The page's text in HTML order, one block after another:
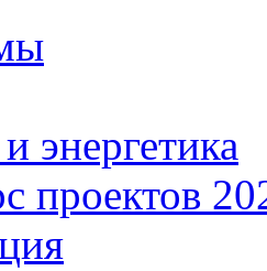
энергетика
проектов